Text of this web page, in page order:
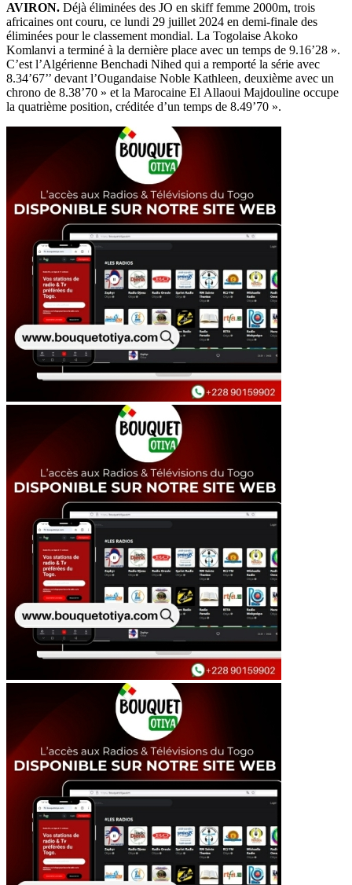
AVIRON. Déjà éliminées des JO en skiff femme 2000m, trois
africaines ont couru, ce lundi 29 juillet 2024 en demi-finale des
éliminées pour le classement mondial. La Togolaise Akoko
Komlanvi a terminé à la dernière place avec un temps de 9.16’28 ».
C’est l’Algérienne Benchadi Nihed qui a remporté la série avec
8.34’67’’ devant l’Ougandaise Noble Kathleen, deuxième avec un
chrono de 8.38’70 » et la Marocaine El Allaoui Majdouline occupe
la quatrième position, créditée d’un temps de 8.49’70 ».